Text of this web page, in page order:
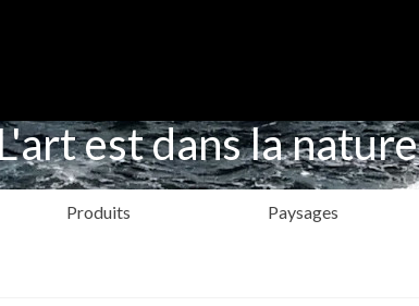
est dans la nature
Produits Paysages